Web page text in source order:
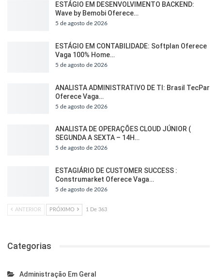
ESTÁGIO EM DESENVOLVIMENTO BACKEND:
Wave by Bemobi Oferece…
5 de agosto de 2026
ESTÁGIO EM CONTABILIDADE: Softplan Oferece
Vaga 100% Home…
5 de agosto de 2026
ANALISTA ADMINISTRATIVO DE TI: Brasil TecPar
Oferece Vaga…
5 de agosto de 2026
ANALISTA DE OPERAÇÕES CLOUD JÚNIOR (
SEGUNDA A SEXTA – 14H…
5 de agosto de 2026
ESTAGIÁRIO DE CUSTOMER SUCCESS :
Construmarket Oferece Vaga…
5 de agosto de 2026
ANTERIOR PRÓXIMO 1 De 363
Categorias
Administração Em Geral